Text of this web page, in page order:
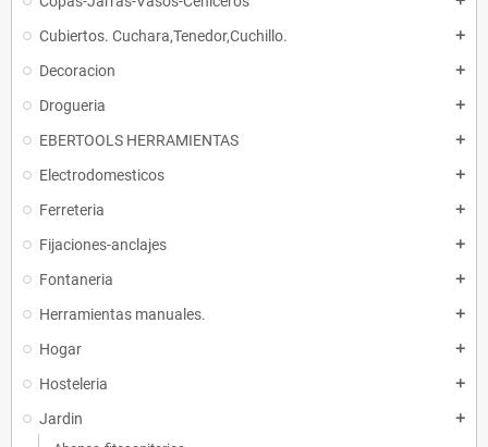
Cubiertos. Cuchara,Tenedor,Cuchillo. add
Decoracion add
Drogueria add
EBERTOOLS HERRAMIENTAS add
Electrodomesticos add
Ferreteria add
Fijaciones-anclajes add
Fontaneria add
Herramientas manuales. add
Hogar add
Hosteleria add
Jardin add